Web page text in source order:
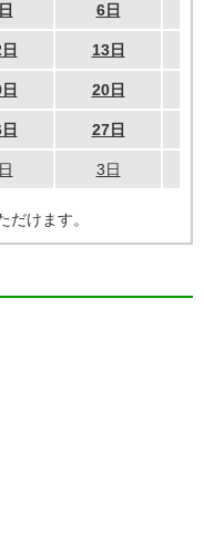
6日
13日
20日
27日
3日
だけます。